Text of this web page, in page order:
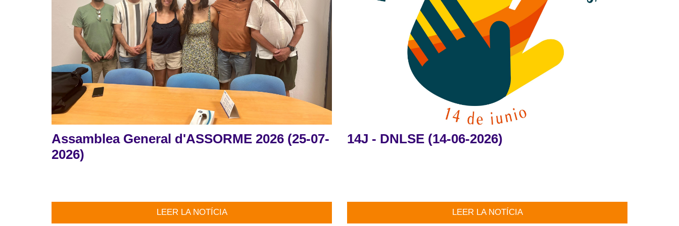
Assamblea General d'ASSORME 2026 (25-07-
2026)
LEER LA NOTÍCIA
14J - DNLSE (14-06-2026)
LEER LA NOTÍCIA